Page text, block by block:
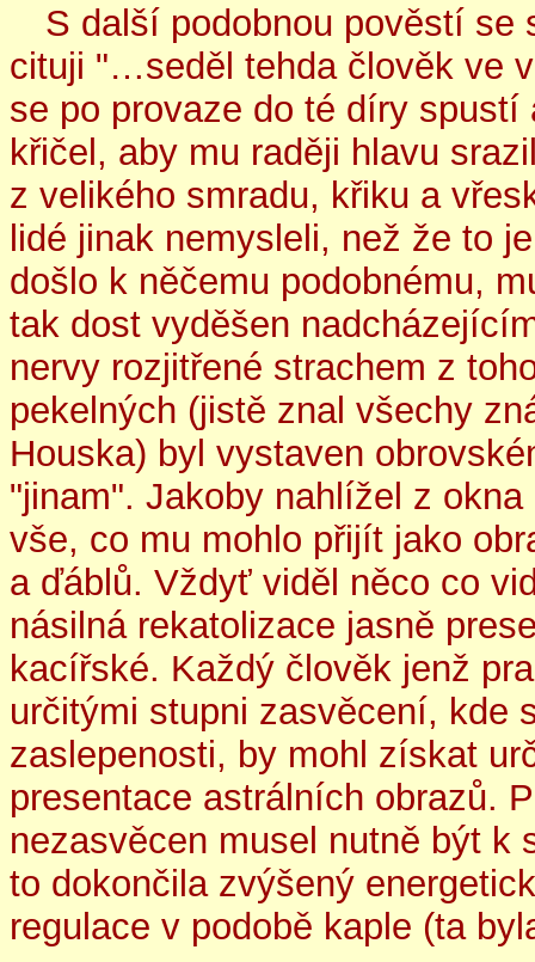
S další podobnou pověstí se
cituji "…seděl tehda člověk ve
se po provaze do té díry
křičel, aby mu raději hlavu
z velikého smradu, křiku a
lidé jinak nemysleli, než že to
došlo k něčemu podobnému,
tak dost vyděšen
nervy rozjitřené strachem z
pekelných (jistě znal všechy
Houska) byl vystaven
"jinam". Jakoby nahlížel z
vše, co mu mohlo přijít jako
a ďáblů. Vždyť viděl něco co
násilná rekatolizace jasně
kacířské. Každý člověk jenž
určitými stupni zasvěcení, kde
zaslepenosti, by mohl získat
presentace astrálních obrazů.
nezasvěcen musel nutně být k
to dokončila zvýšený
regulace v podobě kaple (ta